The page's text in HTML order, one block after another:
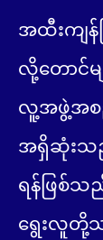
အထီးကျ
လို့တောင်မ
လူ့အဖွဲ့အစ
အရှိဆုံး
ရန်ဖြစ်
ရွေးလူတို့